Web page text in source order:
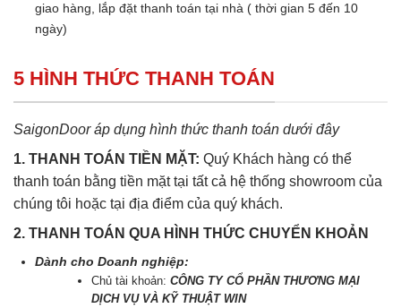
giao hàng, lắp đặt thanh toán tại nhà ( thời gian 5 đến 10
ngày)
5 HÌNH THỨC THANH TOÁN
SaigonDoor áp dụng hình thức thanh toán dưới đây
1. THANH TOÁN TIỀN MẶT: Quý Khách hàng có thể
thanh toán bằng tiền mặt tại tất cả hệ thống showroom của
chúng tôi hoặc tại địa điểm của quý khách.
2. THANH TOÁN QUA HÌNH THỨC CHUYỂN KHOẢN
Dành cho Doanh nghiệp:
Chủ tài khoản:CÔNG TY CỔ PHẦN THƯƠNG MẠI
DỊCH VỤ VÀ KỸ THUẬT WIN